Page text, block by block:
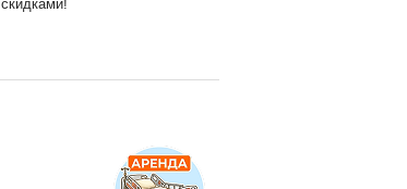
скидками!